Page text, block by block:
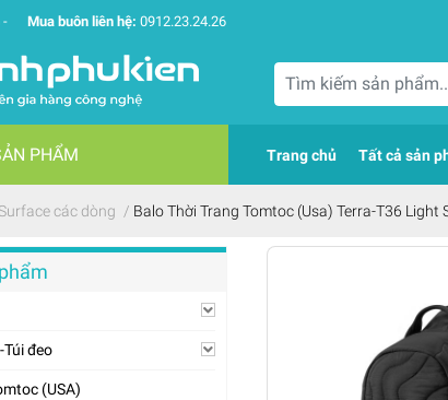
- Mua buôn liên hệ: 0912.23.24.26
PHẨM Trang chủ Tất cả sản
các dòng / Balo Thời Trang Tomtoc (Usa) Terra-T36 Light
đeo
(USA)